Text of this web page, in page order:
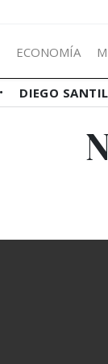
ECONOMÍA
DIEGO